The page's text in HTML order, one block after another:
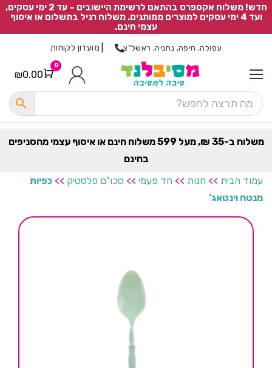
חדש! משלוח אקספרס בהתאם לרשימת היישובים – עד 2 ימי עסקים,
ועד 4 ימי עסקים למוצרים ממותגים. משלוח רגיל בתשלום או איסוף
עצמי חינם.
עפולה, חיפה, נתניה, ראשל"צ מועדון לקוחות
Cart
0
₪0.00
משלוח ב-35 ₪, מעל 599 משלוח חינם או איסוף עצמי מהסניפים
בחינם
עמוד הבית >> חנות >> חד פעמי >> סכו"ם פלסטיק >> כפיות
מנטה וינטאג'